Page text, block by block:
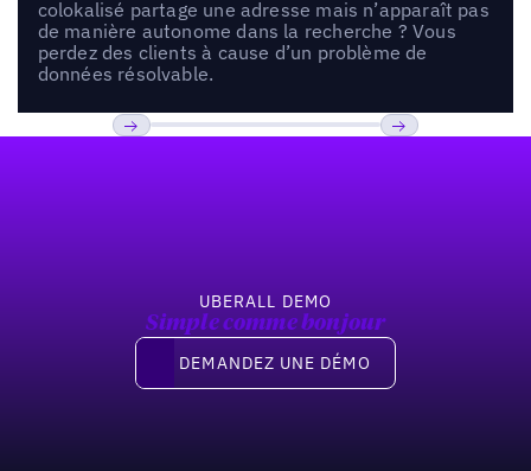
colokalisé partage une adresse mais n’apparaît pas
de manière autonome dans la recherche ? Vous
perdez des clients à cause d’un problème de
données résolvable.
UBERALL DEMO
Simple comme bonjour
Demandez une démo
DEMANDEZ UNE DÉMO